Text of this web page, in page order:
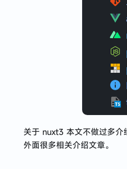
关于 nuxt3 本文不做过多介
外面很多相关介绍文章。